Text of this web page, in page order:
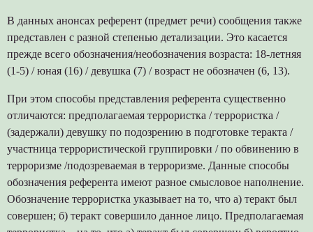
В данных анонсах референт (предмет речи) сообщения также
представлен с разной степенью детализации. Это касается
прежде всего обозначения/необозначения возраста: 18-летняя
(1-5) / юная (16) / девушка (7) / возраст не обозначен (6, 13).
При этом способы представления референта существенно
отличаются: предполагаемая террористка / террористка /
(задержали) девушку по подозрению в подготовке теракта /
участница террористической группировки / по обвинению в
терроризме /подозреваемая в терроризме. Данные способы
обозначения референта имеют разное смысловое наполнение.
Обозначение террористка указывает на то, что а) теракт был
совершен; б) теракт совершило данное лицо. Предполагаемая